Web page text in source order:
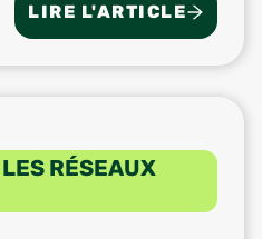
LIRE L'ARTICLE
RÉSEAUX